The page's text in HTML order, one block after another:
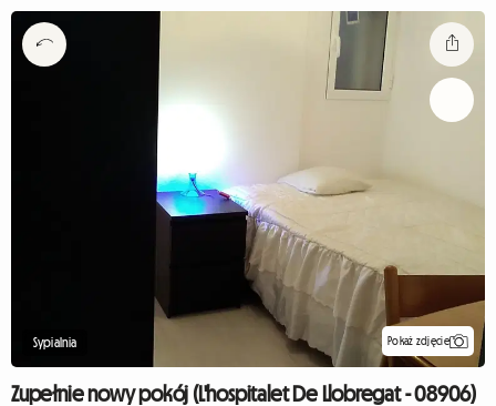
Sypialnia Pokaż zdjęcie
Zupełnie nowy pokój (L'hospitalet De Llobregat - 08906)